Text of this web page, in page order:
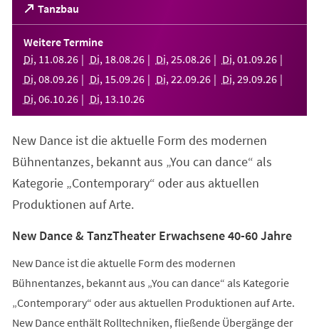
Tanzbau
(Öffnet
in
einem
neuen
Tab)
Weitere Termine
Di, 11 .08.26 Di, 18.08.26 Di, 25.08.26 Di, 01 .09.26
Di, 08.09.26 Di, 15.09.26 Di, 22.09.26 Di, 29.09.26
Di, 06.10.26 Di, 13.10.26
New Dance ist die aktuelle Form des modernen
Bühnentanzes, bekannt aus „You can dance“ als
Kategorie „Contemporary“ oder aus aktuellen
Produktionen auf Arte.
New Dance & TanzTheater Erwachsene 40-60 Jahre
New Dance ist die aktuelle Form des modernen
Bühnentanzes, bekannt aus „You can dance“ als Kategorie
„Contemporary“ oder aus aktuellen Produktionen auf Arte.
New Dance enthält Rolltechniken, fließende Übergänge der